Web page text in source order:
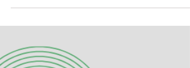
蓋了服務業、運輸業、醫療機構及大專校院等多元
著差異，環境部於今年12月19日修正發布「溫室氣
體排放量盤查登錄及查驗管理辦法」（下稱本辦